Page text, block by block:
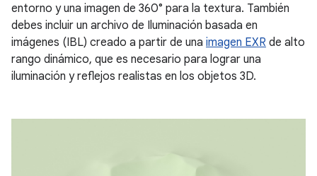
entorno y una imagen de 360° para la textura. También
debes incluir un archivo de Iluminación basada en
imágenes (IBL) creado a partir de una imagen EXR de alto
rango dinámico, que es necesario para lograr una
iluminación y reflejos realistas en los objetos 3D.